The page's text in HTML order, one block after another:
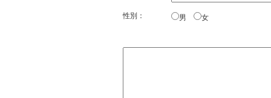
性別： 男 女